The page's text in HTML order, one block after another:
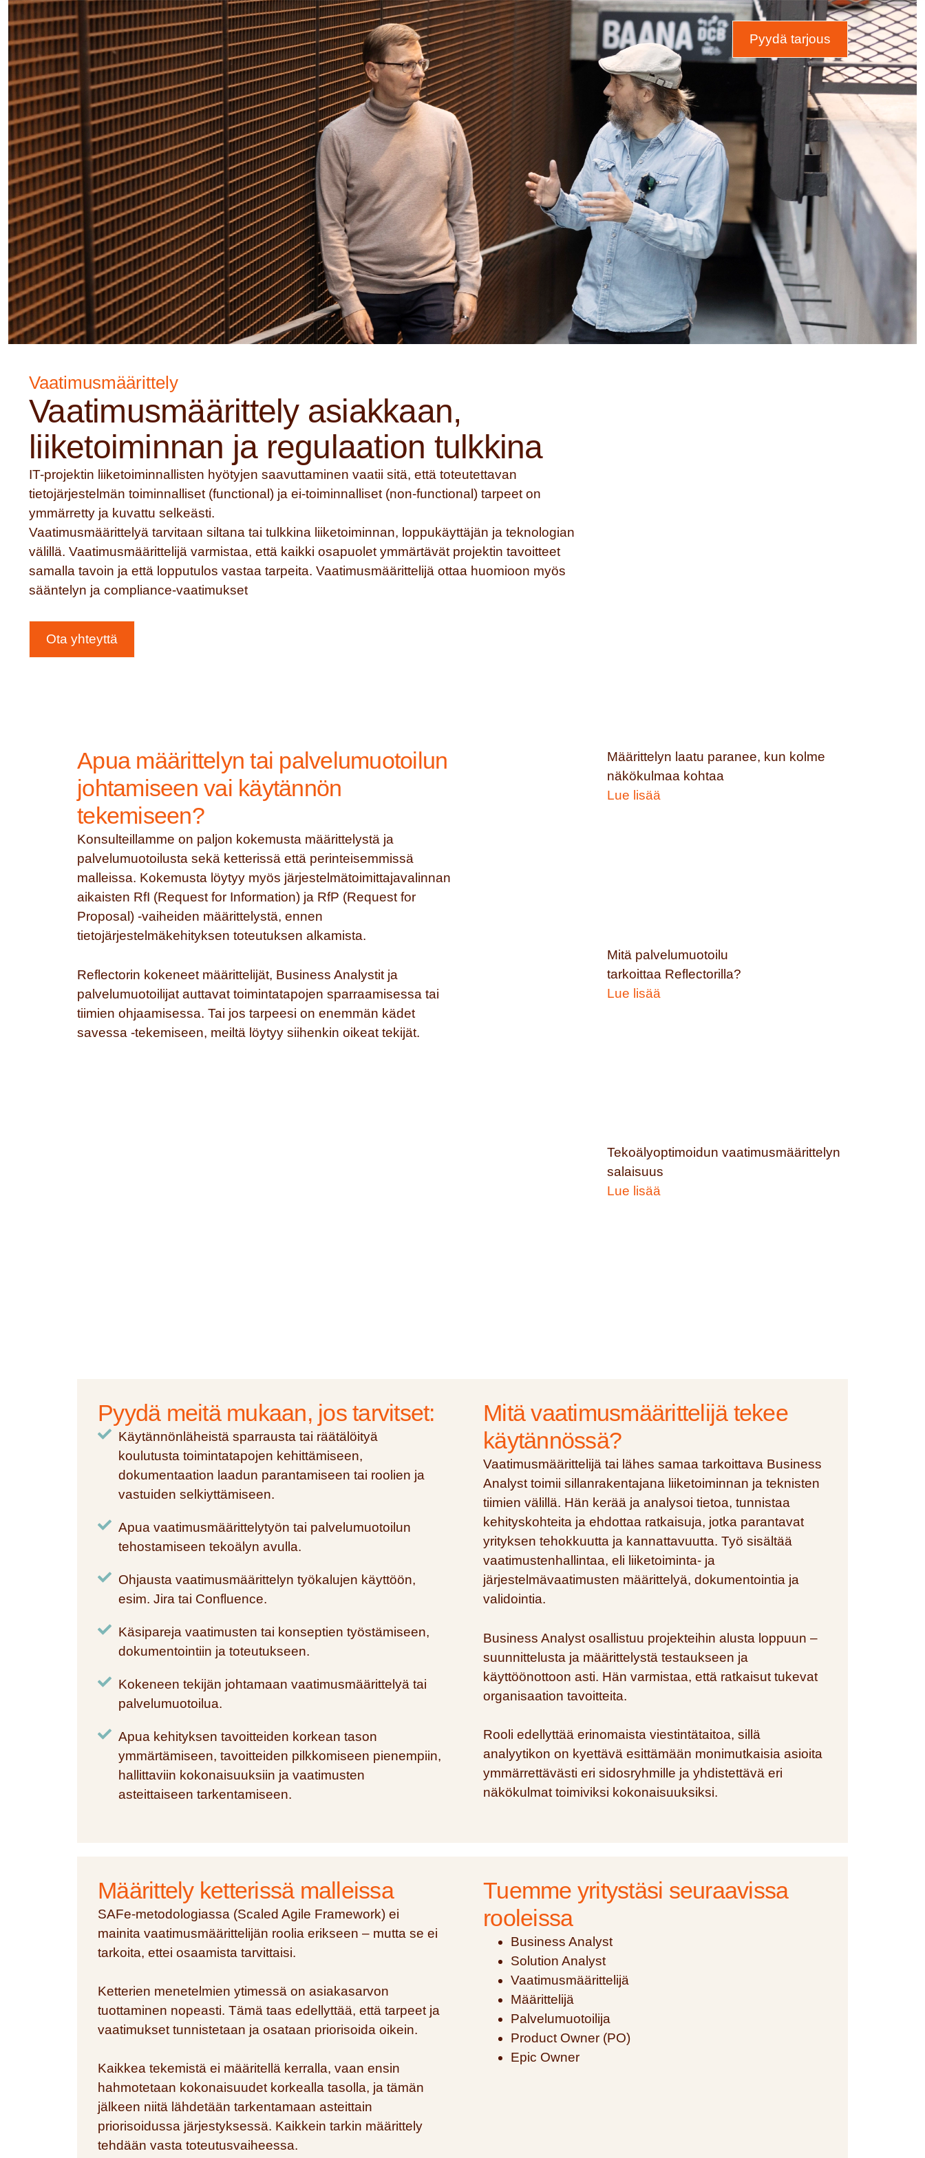
Pyydä tarjous
Vaatimusmäärittely
Vaatimusmäärittely asiakkaan,
liiketoiminnan ja regulaation tulkkina
IT-projektin liiketoiminnallisten hyötyjen saavuttaminen vaatii sitä, että toteutettavan
tietojärjestelmän toiminnalliset (functional) ja ei-toiminnalliset (non-functional) tarpeet on
ymmärretty ja kuvattu selkeästi.
Vaatimusmäärittelyä tarvitaan siltana tai tulkkina liiketoiminnan, loppukäyttäjän ja teknologian
välillä. Vaatimusmäärittelijä varmistaa, että kaikki osapuolet ymmärtävät projektin tavoitteet
samalla tavoin ja että lopputulos vastaa tarpeita. Vaatimusmäärittelijä ottaa huomioon myös
sääntelyn ja compliance-vaatimukset
Ota yhteyttä
Apua määrittelyn tai palvelumuotoilun
johtamiseen vai käytännön
tekemiseen?
Konsulteillamme on paljon kokemusta määrittelystä ja
palvelumuotoilusta sekä ketterissä että perinteisemmissä
malleissa. Kokemusta löytyy myös järjestelmätoimittajavalinnan
aikaisten RfI (Request for Information) ja RfP (Request for
Proposal) -vaiheiden määrittelystä, ennen
tietojärjestelmäkehityksen toteutuksen alkamista.
Reflectorin kokeneet määrittelijät, Business Analystit ja
palvelumuotoilijat auttavat toimintatapojen sparraamisessa tai
tiimien ohjaamisessa. Tai jos tarpeesi on enemmän kädet
savessa -tekemiseen, meiltä löytyy siihenkin oikeat tekijät.
Määrittelyn laatu paranee, kun kolme
näkökulmaa kohtaa
Lue lisää
Mitä palvelumuotoilu
tarkoittaa Reflectorilla?
Lue lisää
Tekoälyoptimoidun vaatimusmäärittelyn
salaisuus
Lue lisää
Pyydä meitä mukaan, jos tarvitset:
Käytännönläheistä sparrausta tai räätälöityä
koulutusta toimintatapojen kehittämiseen,
dokumentaation laadun parantamiseen tai roolien ja
vastuiden selkiyttämiseen.
Apua vaatimusmäärittelytyön tai palvelumuotoilun
tehostamiseen tekoälyn avulla.
Ohjausta vaatimusmäärittelyn työkalujen käyttöön,
esim. Jira tai Confluence.
Käsipareja vaatimusten tai konseptien työstämiseen,
dokumentointiin ja toteutukseen.
Kokeneen tekijän johtamaan vaatimusmäärittelyä tai
palvelumuotoilua.
Apua kehityksen tavoitteiden korkean tason
ymmärtämiseen, tavoitteiden pilkkomiseen pienempiin,
hallittaviin kokonaisuuksiin ja vaatimusten
asteittaiseen tarkentamiseen.
Mitä vaatimusmäärittelijä tekee
käytännössä?
Vaatimusmäärittelijä tai lähes samaa tarkoittava Business
Analyst toimii sillanrakentajana liiketoiminnan ja teknisten
tiimien välillä. Hän kerää ja analysoi tietoa, tunnistaa
kehityskohteita ja ehdottaa ratkaisuja, jotka parantavat
yrityksen tehokkuutta ja kannattavuutta. Työ sisältää
vaatimustenhallintaa, eli liiketoiminta- ja
järjestelmävaatimusten määrittelyä, dokumentointia ja
validointia.
Business Analyst osallistuu projekteihin alusta loppuun –
suunnittelusta ja määrittelystä testaukseen ja
käyttöönottoon asti. Hän varmistaa, että ratkaisut tukevat
organisaation tavoitteita.
Rooli edellyttää erinomaista viestintätaitoa, sillä
analyytikon on kyettävä esittämään monimutkaisia asioita
ymmärrettävästi eri sidosryhmille ja yhdistettävä eri
näkökulmat toimiviksi kokonaisuuksiksi.
Määrittely ketterissä malleissa
SAFe-metodologiassa (Scaled Agile Framework) ei
mainita vaatimusmäärittelijän roolia erikseen – mutta se ei
tarkoita, ettei osaamista tarvittaisi.
Ketterien menetelmien ytimessä on asiakasarvon
tuottaminen nopeasti. Tämä taas edellyttää, että tarpeet ja
vaatimukset tunnistetaan ja osataan priorisoida oikein.
Kaikkea tekemistä ei määritellä kerralla, vaan ensin
hahmotetaan kokonaisuudet korkealla tasolla, ja tämän
jälkeen niitä lähdetään tarkentamaan asteittain
priorisoidussa järjestyksessä. Kaikkein tarkin määrittely
tehdään vasta toteutusvaiheessa.
Tuemme yritystäsi seuraavissa
rooleissa
Business Analyst
Solution Analyst
Vaatimusmäärittelijä
Määrittelijä
Palvelumuotoilija
Product Owner (PO)
Epic Owner